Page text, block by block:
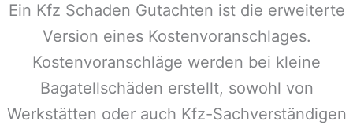
Ein Kfz Schaden Gutachten ist die erweiterte
Version eines Kostenvoranschlages.
Kostenvoranschläge werden bei kleine
Bagatellschäden erstellt, sowohl von
Werkstätten oder auch Kfz-Sachverständigen